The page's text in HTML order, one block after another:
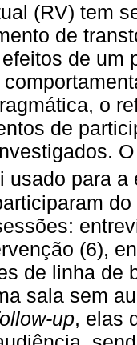
(RV) tem
de
de um
o
de
usado para a
(6),
de linha de
sala sem
up, elas